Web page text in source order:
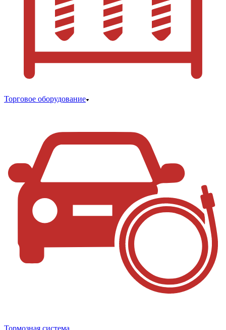
Торговое оборудование
Тормозная система